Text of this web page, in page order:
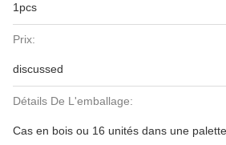
1pcs
Prix:
discussed
Détails De L'emballage:
Cas en bois ou 16 unités dans une palette